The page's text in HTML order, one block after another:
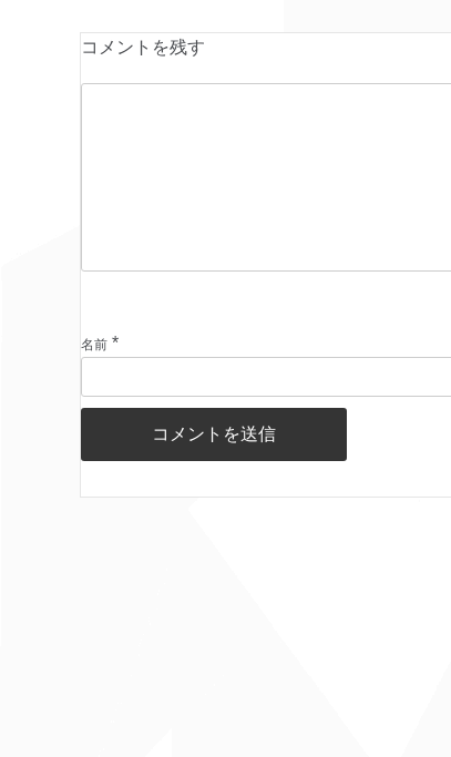
コメントを残す
名前 *